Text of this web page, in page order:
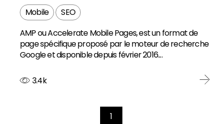
Mobile
SEO
AMP ou Accelerate Mobile Pages, est un format de
page spécifique proposé par le moteur de recherche
Google et disponible depuis février 2016....
3.4k
1